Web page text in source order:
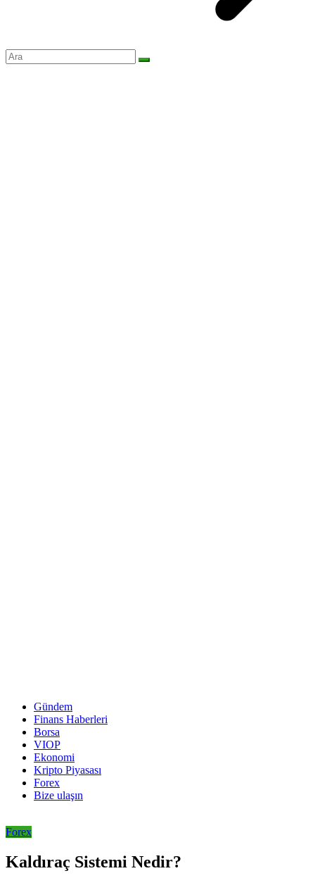
Gündem
Finans Haberleri
Borsa
VIOP
Ekonomi
Kripto Piyasası
Forex
Bize ulaşın
Forex
Kaldıraç Sistemi Nedir?